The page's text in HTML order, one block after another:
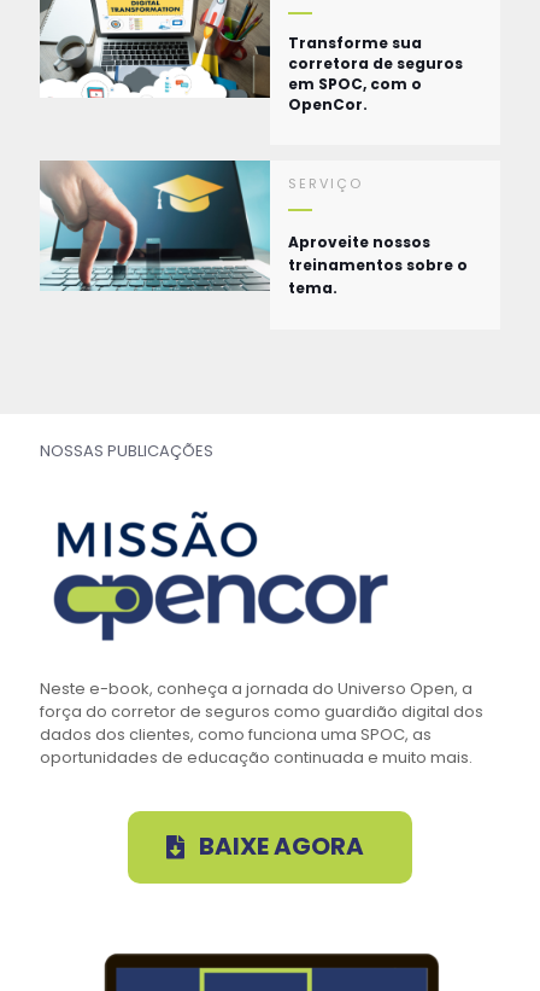
Transforme sua
corretora de seguros
em SPOC, com o
OpenCor.
SERVIÇO
Aproveite nossos
treinamentos sobre o
tema.
NOSSAS PUBLICAÇÕES
Neste e-book, conheça a jornada do Universo Open, a
força do corretor de seguros como guardião digital dos
dados dos clientes, como funciona uma SPOC, as
oportunidades de educação continuada e muito mais.
BAIXE AGORA